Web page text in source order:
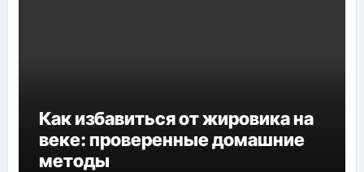
Как избавиться от жировика на
веке: проверенные домашние
методы